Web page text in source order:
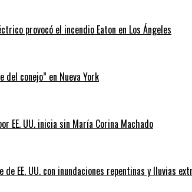
provocó el incendio Eaton en Los Ángeles
conejo” en Nueva York
EE. UU. inicia sin María Corina Machado
EE. UU. con inundaciones repentinas y lluvias